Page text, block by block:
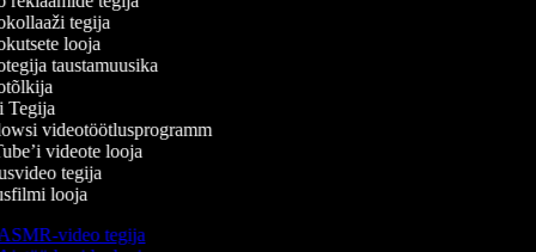
tegija
looja
taustamuusika
videotöötlusprogramm
videote looja
tegija
looja
video tegija